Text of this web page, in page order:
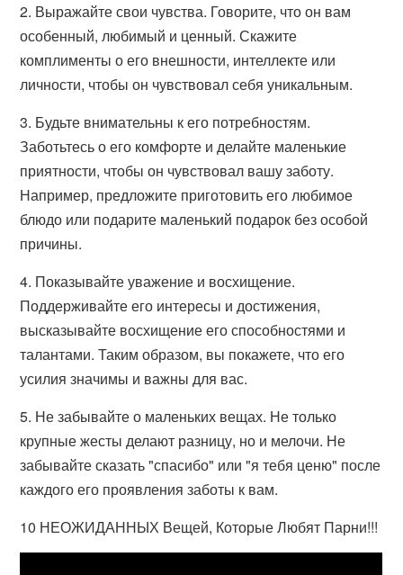
2. Выражайте свои чувства. Говорите, что он вам
особенный, любимый и ценный. Скажите
комплименты о его внешности, интеллекте или
личности, чтобы он чувствовал себя уникальным.
3. Будьте внимательны к его потребностям.
Заботьтесь о его комфорте и делайте маленькие
приятности, чтобы он чувствовал вашу заботу.
Например, предложите приготовить его любимое
блюдо или подарите маленький подарок без особой
причины.
4. Показывайте уважение и восхищение.
Поддерживайте его интересы и достижения,
высказывайте восхищение его способностями и
талантами. Таким образом, вы покажете, что его
усилия значимы и важны для вас.
5. Не забывайте о маленьких вещах. Не только
крупные жесты делают разницу, но и мелочи. Не
забывайте сказать "спасибо" или "я тебя ценю" после
каждого его проявления заботы к вам.
10 НЕОЖИДАННЫХ Вещей, Которые Любят Парни!!!